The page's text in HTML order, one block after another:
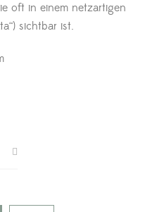
oft in einem netzartigen
sichtbar ist.